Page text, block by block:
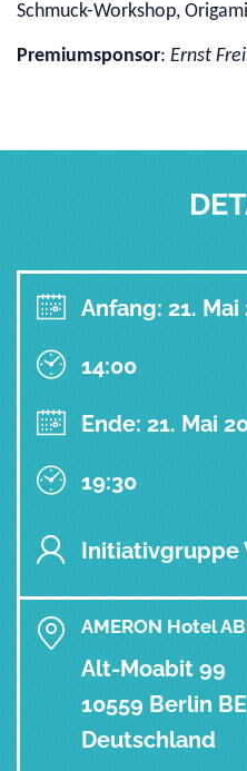
Schmuck-Workshop,
Premiumsponsor: Ernst
Anfang: 21. Mai
14:00
Ende: 21. Mai
19:30
Initiativgruppe
AMERON Hotel
Alt-Moabit 99
10559 Berlin BE
Deutschland